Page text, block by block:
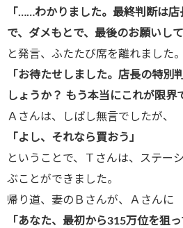
「……わかりました。最終判断は
で、ダメもとで、最後のお願いして
と発言、ふたたび席を離れました
「お待たせしました。店長の特別
しょうか？ もう本当にこれが限界
Ａさんは、しばし無言でしたが、
「よし、それなら買おう」
ということで、Ｔさんは、ステー
ぶことができました。
帰り道、妻のＢさんが、Ａさんに
「あなた、最初から315万位を狙